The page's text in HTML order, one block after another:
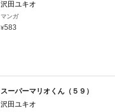
沢田ユキオ
マンガ
583
スーパーマリオくん（５９）
沢田ユキオ